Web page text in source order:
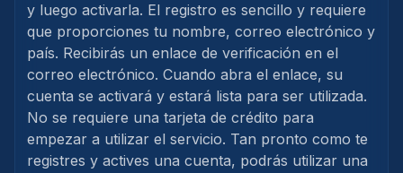
y luego activarla. El registro es sencillo y requiere
que proporciones tu nombre, correo electrónico y
país. Recibirás un enlace de verificación en el
correo electrónico. Cuando abra el enlace, su
cuenta se activará y estará lista para ser utilizada.
No se requiere una tarjeta de crédito para
empezar a utilizar el servicio. Tan pronto como te
registres y actives una cuenta, podrás utilizar una